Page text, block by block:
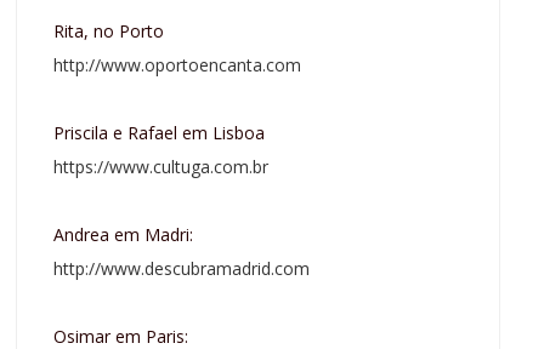
Rita, no Porto
http://www.oportoencanta.com
Priscila e Rafael em Lisboa
https://www.cultuga.com.br
Andrea em Madri:
http://www.descubramadrid.com
Osimar em Paris: